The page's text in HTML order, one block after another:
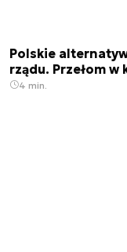
Polskie
rządu. Przełom w
4 min.